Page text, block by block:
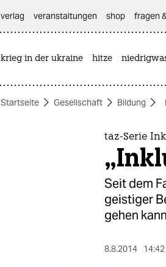
themen
verlag
veranstaltungen shop fragen
krieg in der ukraine hitze
Startseite Gesellschaft Bildung
taz-Serie
Seit dem
geistiger
gehen
8.8.2014